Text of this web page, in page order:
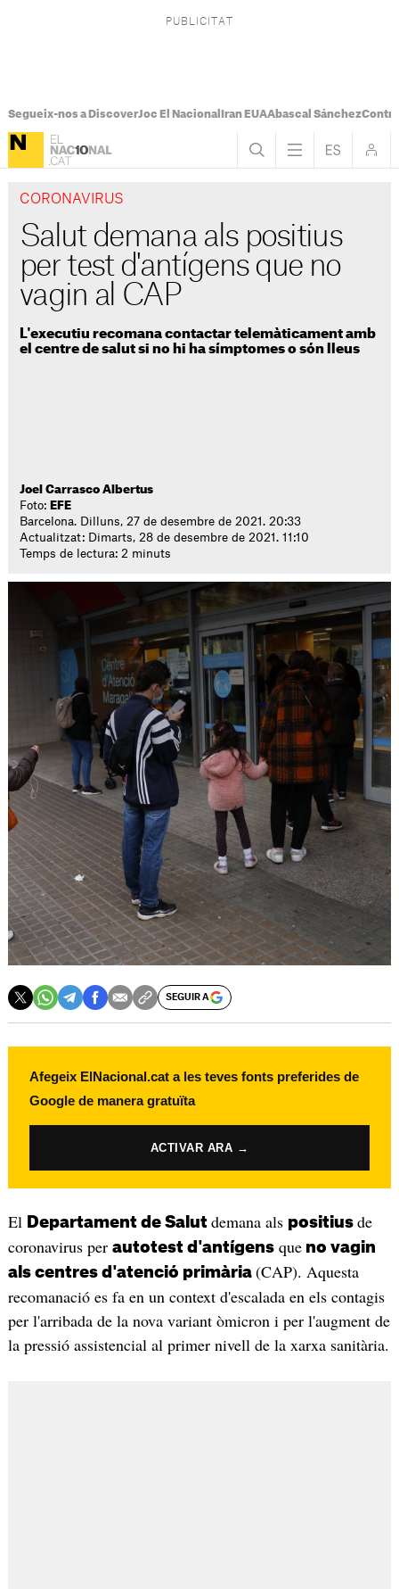
Segueix-nos a DiscoverJoc El Nacional Iran EUAAbascal Sánchez
CORONAVIRUS
Salut demana als positius
per test d'antígens que no
vagin al CAP
L'executiu recomana contactar telemàticament amb
el centre de salut si no hi ha símptomes o són lleus
Joel Carrasco Albertus
Foto: EFE
Barcelona. Dilluns, 27 de desembre de 2021. 20:33
Actualitzat: Dimarts, 28 de desembre de 2021. 11:10
Temps de lectura: 2 minuts
SEGUIR A
Afegeix ElNacional.cat a les teves fonts preferides de
Google de manera gratuïta
ACTIVAR ARA →
El Departament de Salut demana als positius de
coronavirus per autotest d'antígensqueno vagin
als centres d'atenció primària (CAP). Aquesta
recomanació es fa en un context d'escalada en els contagis
per l'arribada de la nova variant òmicron i per l'augment de
la pressió assistencial al primer nivell de la xarxa sanitària.